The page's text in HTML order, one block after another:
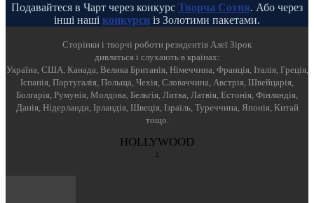
Подавайтеся в Чарт через конкурс Творча Сотня. Або через
інші наші конкурси із Золотими пакетами.
Cторінки і творчі роботи резидентів Алеї Зірок
дивляться і слухають в країнах:
Україна, США, Канада, Велика Британія, Німеччина, Франція, Італія, Греція,
Іспанія, Португалія, Польща, Чехія, Словаччина, Австрія, Швейцарія,
Болгарія, Румунія, Молдова, Бельгія, Литва, Латвія, Естонія, Фінляндія,
Данія, Нідерланди, Ірландія, Швеція, Ізраїль, Туреччина, Японія, Китай
тощо.
HOLLYWOOD